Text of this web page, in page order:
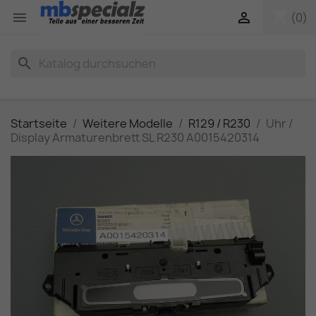
 (0)

search
Startseite Weitere Modelle R129 / R230
Uhr /
Display Armaturenbrett SL R230 A0015420314